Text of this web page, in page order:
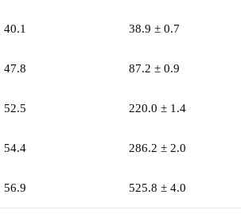
40.1 38.9 ± 0.7
47.8 87.2 ± 0.9
52.5 220.0 ± 1.4
54.4 286.2 ± 2.0
56.9 525.8 ± 4.0